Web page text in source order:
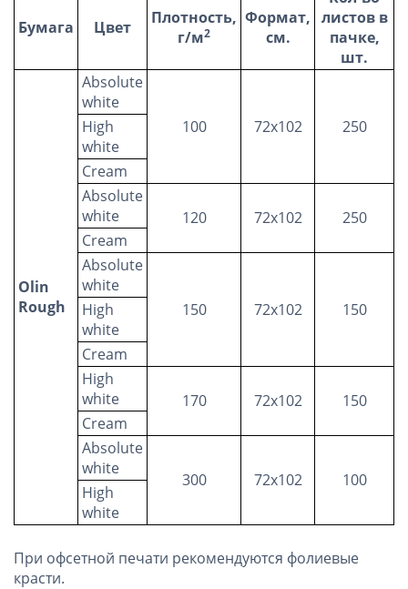
Бумага Цвет
Плотность,
г/м2
Формат,
см.
листов в
пачке,
шт.
Olin
Rough
Absolute
white
100
72х102 250
High
white
Cream
Absolute
white
120 72х102
250
Cream
Absolute
white
150
72х102 150
High
white
Cream
High
white
170 72х102
150
Cream
Absolute
white
300 72х102 100
High
white
При офсетной печати рекомендуются фолиевые
красти.